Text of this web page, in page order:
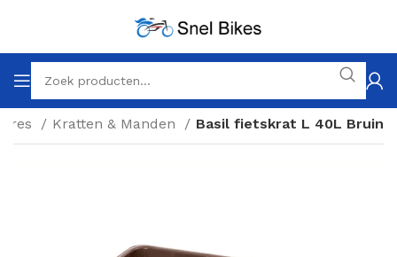
Kratten & Manden Basil fietskrat L 40L Bruin